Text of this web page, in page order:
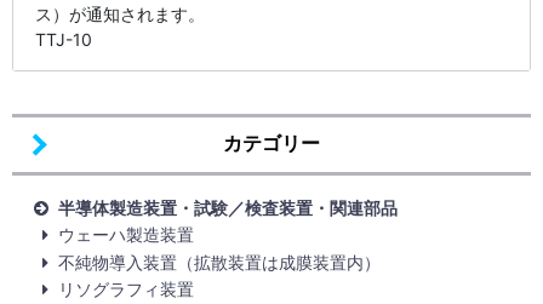
カテゴリー
半導体製造装置・試験／検査装置・関連部品
ウェーハ製造装置
不純物導入装置（拡散装置は成膜装置内）
リソグラフィ装置
ス）が通知されます。
TTJ-10